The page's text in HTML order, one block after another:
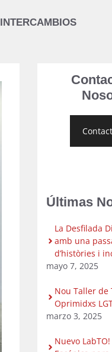
INTERCAMBIOS
Últimas
La Desfilada
amb una
d’històries i
mayo 7, 2025
Nou Taller de
Oprimidxs
marzo 3, 2025
Nuevo